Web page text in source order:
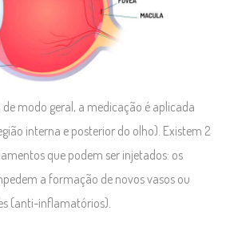
modo geral, a medicação é aplicada
interna e posterior do olho). Existem 2
que podem ser injetados: os
a formação de novos vasos ou
(anti-inflamatórios).